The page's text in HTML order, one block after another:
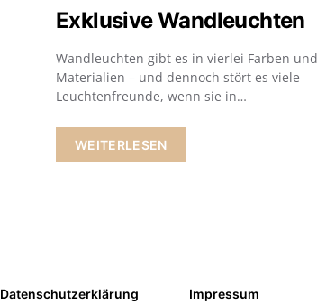
Exklusive Wandleuchten
Wandleuchten gibt es in vierlei Farben und
Materialien – und dennoch stört es viele
Leuchtenfreunde, wenn sie in…
WEITERLESEN
Datenschutzerklärung Impressum